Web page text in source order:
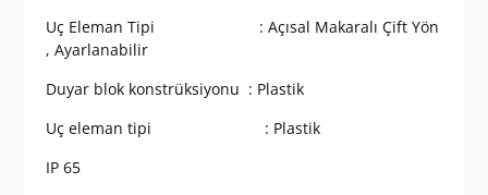
Uç Eleman Tipi : Açısal Makaralı Çift Yön
, Ayarlanabilir
Duyar blok konstrüksiyonu : Plastik
Uç eleman tipi : Plastik
IP 65